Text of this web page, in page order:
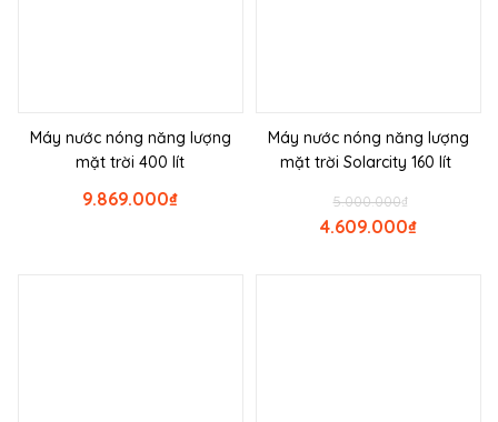
Máy nước nóng năng lượng
mặt trời 400 lít
₫
9.869.000
Máy nước nóng năng lượng
mặt trời Solarcity 160 lít
₫
5.000.000
₫
4.609.000